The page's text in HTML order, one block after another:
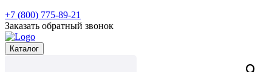
+7 (800) 775-89-21
Заказать обратный звонок
Каталог